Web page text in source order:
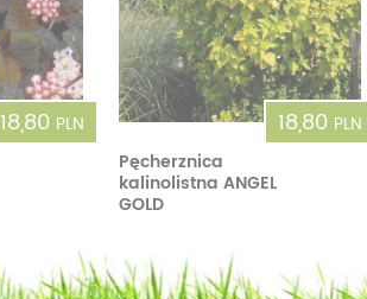
18,80 PLN
18,80 PLN
Pęcherznica
kalinolistna ANGEL
GOLD